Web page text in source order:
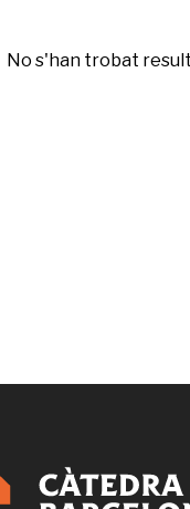
No s'han trobat